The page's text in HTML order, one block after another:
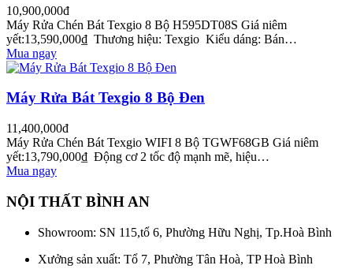
10,900,000đ
Máy Rửa Chén Bát Texgio 8 Bộ H595DT08S Giá niêm
yết:13,590,000₫ Thương hiệu: Texgio Kiểu dáng: Bán…
Mua ngay
Máy Rửa Bát Texgio 8 Bộ Đen
11,400,000đ
Máy Rửa Chén Bát Texgio WIFI 8 Bộ TGWF68GB Giá niêm
yết:13,790,000₫ Động cơ 2 tốc độ mạnh mẽ, hiệu…
Mua ngay
NỘI THẤT BÌNH AN
Showroom: SN 115,tổ 6, Phường Hữu Nghị, Tp.Hoà Bình
Xưởng sản xuất: Tổ 7, Phường Tân Hoà, TP Hoà Bình